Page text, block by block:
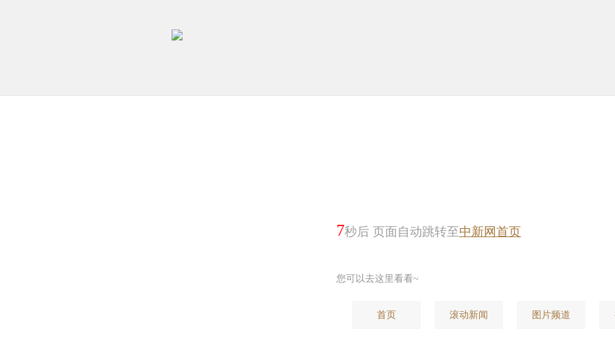
7秒后 页面自动跳转至中新网首页
您可以去这里看看~
首页 滚动新闻 图片频道